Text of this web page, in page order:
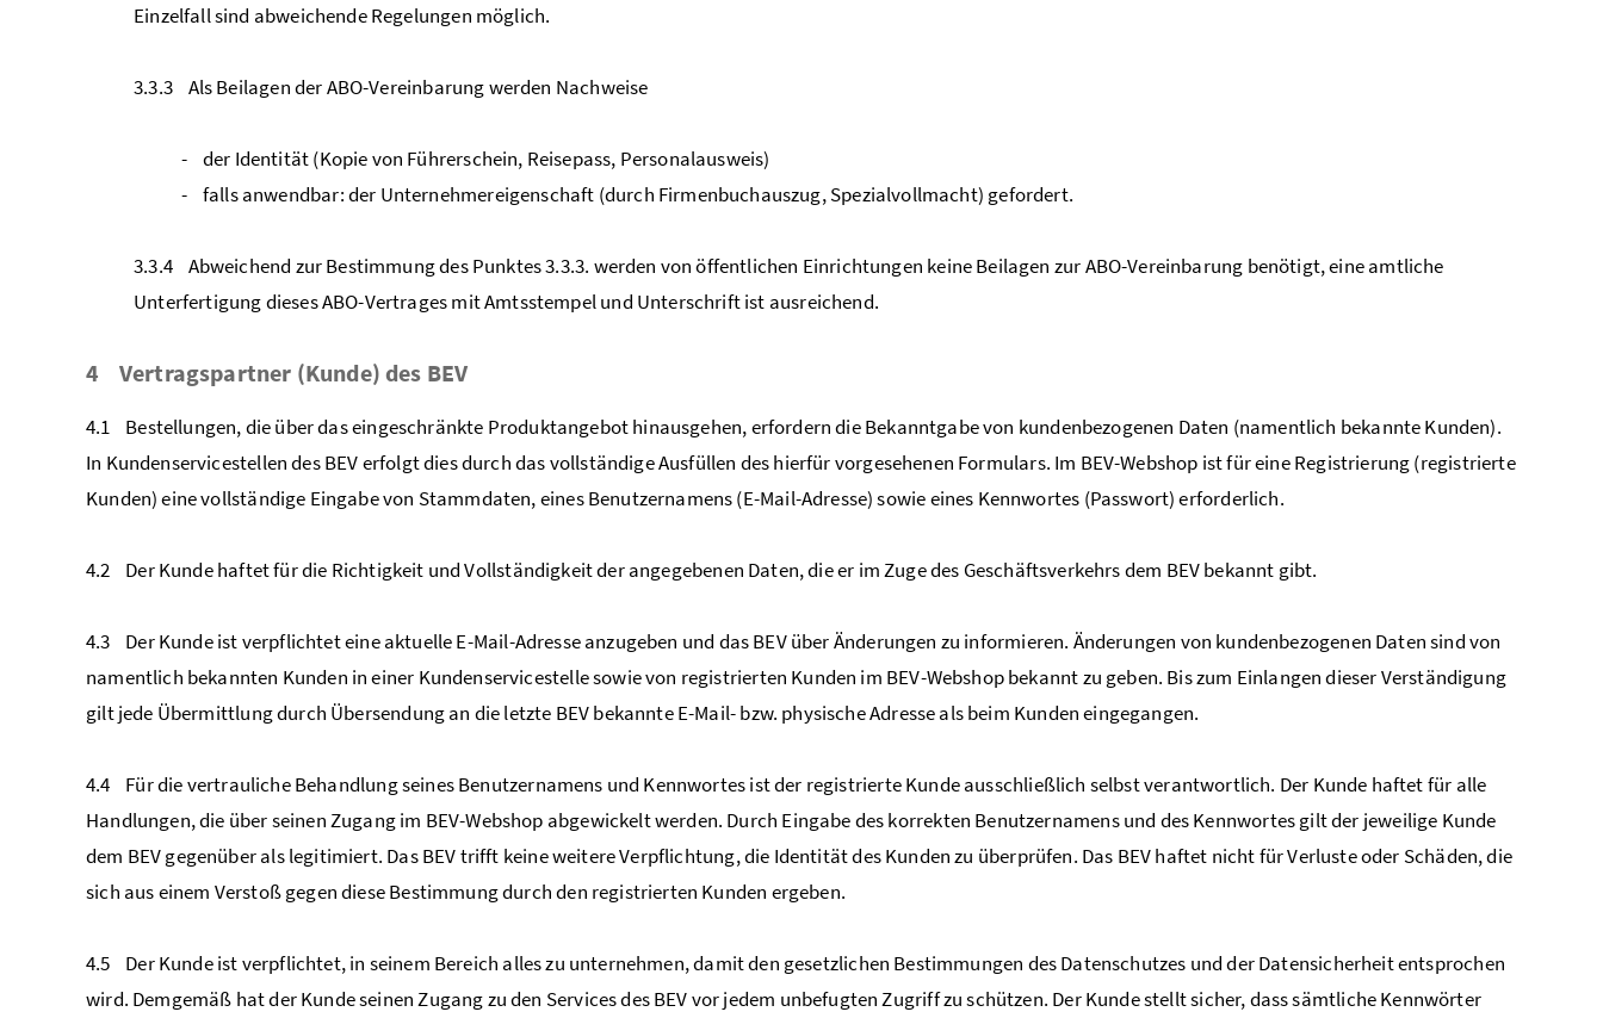
Einzelfall sind abweichende Regelungen möglich.
3.3.3 Als Beilagen der ABO-Vereinbarung werden Nachweise
- der Identität (Kopie von Führerschein, Reisepass, Personalausweis)
- falls anwendbar: der Unternehmereigenschaft (durch Firmenbuchauszug, Spezialvollmacht) gefordert.
3.3.4 Abweichend zur Bestimmung des Punktes 3.3.3. werden von öffentlichen Einrichtungen keine Beilagen zur ABO-Vereinbarung benötigt, eine amtliche
Unterfertigung dieses ABO-Vertrages mit Amtsstempel und Unterschrift ist ausreichend.
4 Vertragspartner (Kunde) des BEV
4.1 Bestellungen, die über das eingeschränkte Produktangebot hinausgehen, erfordern die Bekanntgabe von kundenbezogenen Daten (namentlich bekannte Kunden).
In Kundenservicestellen des BEV erfolgt dies durch das vollständige Ausfüllen des hierfür vorgesehenen Formulars. Im BEV-Webshop ist für eine Registrierung (registrierte
Kunden) eine vollständige Eingabe von Stammdaten, eines Benutzernamens (E-Mail-Adresse) sowie eines Kennwortes (Passwort) erforderlich.
4.2 Der Kunde haftet für die Richtigkeit und Vollständigkeit der angegebenen Daten, die er im Zuge des Geschäftsverkehrs dem BEV bekannt gibt.
4.3 Der Kunde ist verpflichtet eine aktuelle E-Mail-Adresse anzugeben und das BEV über Änderungen zu informieren. Änderungen von kundenbezogenen Daten sind von
namentlich bekannten Kunden in einer Kundenservicestelle sowie von registrierten Kunden im BEV-Webshop bekannt zu geben. Bis zum Einlangen dieser Verständigung
gilt jede Übermittlung durch Übersendung an die letzte BEV bekannte E-Mail- bzw. physische Adresse als beim Kunden eingegangen.
4.4 Für die vertrauliche Behandlung seines Benutzernamens und Kennwortes ist der registrierte Kunde ausschließlich selbst verantwortlich. Der Kunde haftet für alle
Handlungen, die über seinen Zugang im BEV-Webshop abgewickelt werden. Durch Eingabe des korrekten Benutzernamens und des Kennwortes gilt der jeweilige Kunde
dem BEV gegenüber als legitimiert. Das BEV trifft keine weitere Verpflichtung, die Identität des Kunden zu überprüfen. Das BEV haftet nicht für Verluste oder Schäden, die
sich aus einem Verstoß gegen diese Bestimmung durch den registrierten Kunden ergeben.
4.5 Der Kunde ist verpflichtet, in seinem Bereich alles zu unternehmen, damit den gesetzlichen Bestimmungen des Datenschutzes und der Datensicherheit entsprochen
wird. Demgemäß hat der Kunde seinen Zugang zu den Services des BEV vor jedem unbefugten Zugriff zu schützen. Der Kunde stellt sicher, dass sämtliche Kennwörter